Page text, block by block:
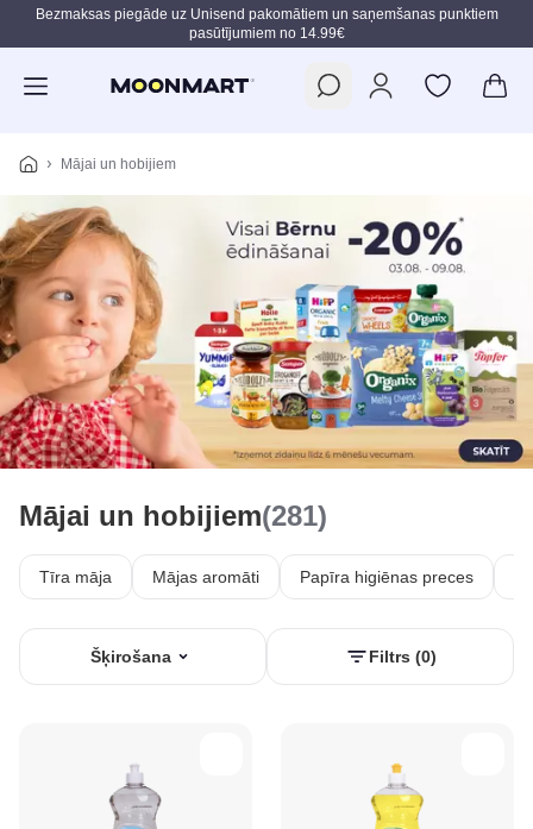
Pāriet uz galveno saturu
Bezmaksas piegāde uz Unisend pakomātiem un saņemšanas punktiem
pasūtījumiem no 14.99€
Mājai un hobijiem
Mājai un hobijiem(281)
Tīra māja Mājas aromāti Papīra higiēnas preces
Šķirošana Filtrs (0)